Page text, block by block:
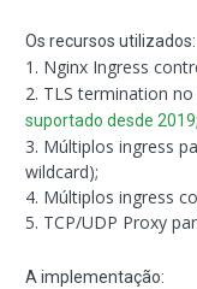
Os recursos utilizados:
1. Nginx Ingress
2. TLS termination
suportado desde 2019;
3. Múltiplos ingress
wildcard);
4. Múltiplos ingress
5. TCP/UDP Proxy
A implementação: